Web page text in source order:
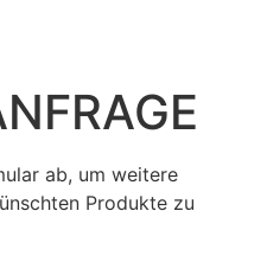
ab, um weitere
Produkte zu